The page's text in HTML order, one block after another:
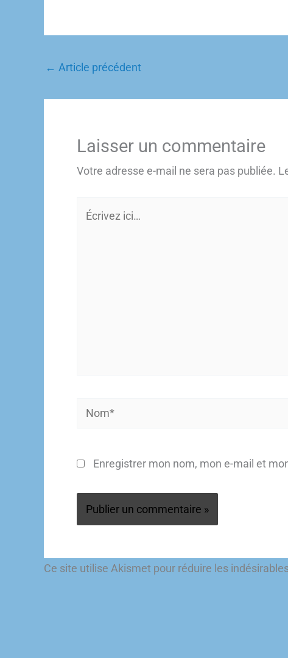
← Article précédent
Laisser un commentaire
Votre adresse e-mail ne sera pas publiée.
Écrivez
Nom*
Enregistrer mon nom, mon e-mail et
Ce site utilise Akismet pour réduire les